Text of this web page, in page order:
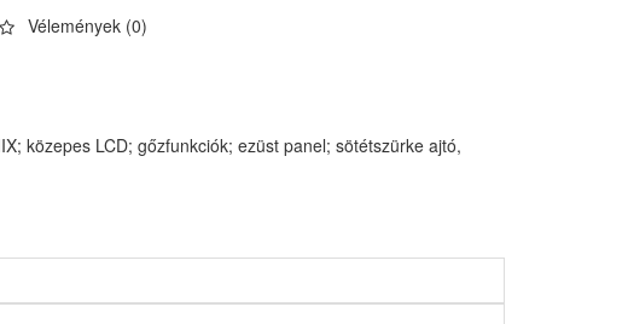
Vélemények (0)
közepes LCD; gőzfunkciók; ezüst panel; sötétszürke ajtó,